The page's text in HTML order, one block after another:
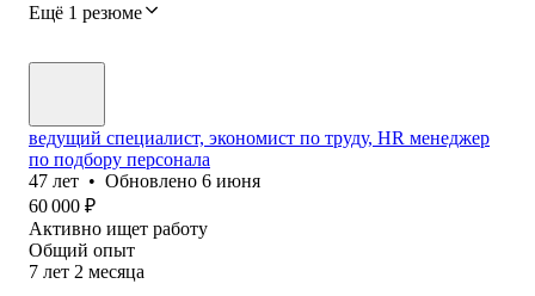
Ещё 1 резюме
ведущий специалист, экономист по труду, НR менеджер
по подбору персонала
47 лет • Обновлено 6 июня
60 000 ₽
Активно ищет работу
Общий опыт
7 лет 2 месяца